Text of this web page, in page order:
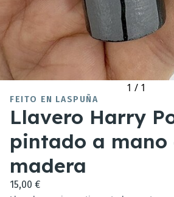
1 / 1
FEITO EN LASPUÑA
Llavero Harry
pintado a mano
madera
15,00 €